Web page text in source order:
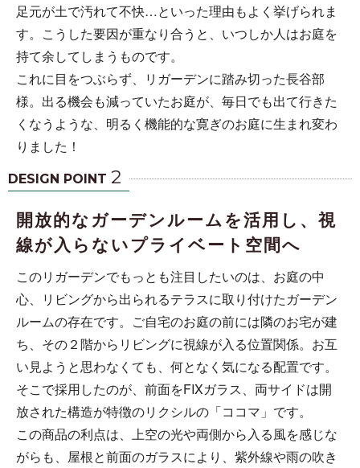
足元が土で汚れて不快…といった理由もよく挙げられま
す。こうした要因が重なり合うと、いつしか人はお庭を
持て余してしまうものです。
これに目をつぶらず、リガーデンに踏み切った長谷部
様。出る機会も減っていたお庭が、毎日でも出て行きた
くなうような、明るく機能的な寛ぎのお庭に生まれ変わ
りました！
DESIGN POINT 2
開放的なガーデンルームを活用し、視
線が入らないプライベート空間へ
このリガーデンでもっとも注目したいのは、お庭の中
心、リビングから出られるテラスに取り付けたガーデン
ルームの存在です。ご自宅のお庭の前には隣のお宅が建
ち、その２階からリビングに視線が入る位置関係。お互
い見ようと思わなくても、何となく気になる配置です。
そこで採用したのが、前面をFIXガラス、両サイドは開
放された構造が特徴のリクシルの「ココマ」です。
この商品の利点は、上空の光や両側から入る風を感じな
がらも、屋根と前面のガラスにより、紫外線や雨の吹き